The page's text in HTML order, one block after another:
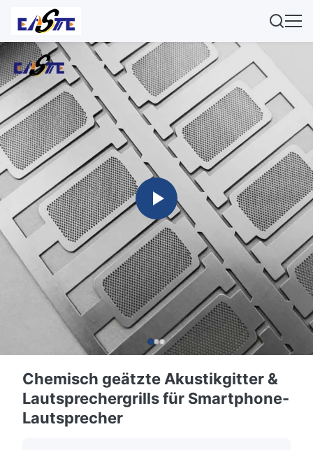
Chemisch geätzte Akustikgitter &
Lautsprechergrills für Smartphone-
Lautsprecher